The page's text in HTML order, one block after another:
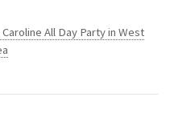
All Day Party in West